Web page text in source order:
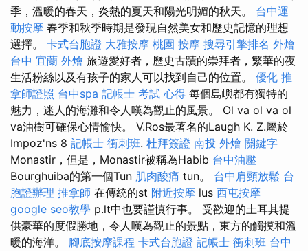
季，溫暖的春天，炎熱的夏天和陽光明媚的秋天。 台中運
動按摩 春季和秋季時期是發現自然美女和歷史記憶的理想
選擇。 卡式台胞證 大雅按摩 桃園 按摩 搜尋引擎排名 外燴
台中 宜蘭 外燴 旅遊愛好者，歷史古蹟的崇拜者，繁華的夜
生活粉絲以及有孩子的家人可以找到自己的位置。 優化 推
拿師證照 台中spa 記帳士 考試 心得 每個島嶼都有獨特的
魅力，迷人的海灘和令人嘆為觀止的風景。 Ol va ol va ol
va油樹可確保心情愉快。 V.Ros最著名的Laugh K. Z.屬於
Impoz'ns 8 記帳士 衝刺班. 杜拜簽證 南投 外燴 關鍵字
Monastir，但是，Monastir被稱為Habib 台中油壓
Bourghuiba的第一個Tun 肌肉酸痛 tun。 台中肩頸放鬆 台
胞證辦理 推拿師 在傳統的st 附近按摩 lus 西屯按摩
google seo教學 p.lt中也要謹慎行事。 受歡迎的土耳其提
供豪華的度假勝地，令人嘆為觀止的景點，東方的觸摸和溫
暖的海洋。 腳底按摩課程 卡式台胞證 記帳士 衝刺班 台中